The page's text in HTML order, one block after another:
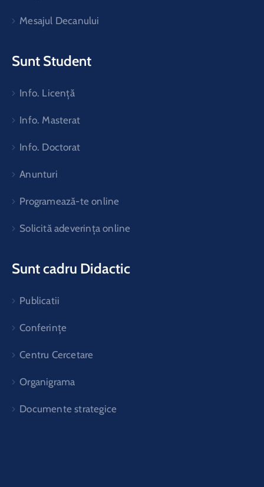
Mesajul Decanului
Sunt Student
Info. Licență
Info. Masterat
Info. Doctorat
Anunturi
Programează-te online
Solicită adeverința online
Sunt cadru Didactic
Publicatii
Conferințe
Centru Cercetare
Organigrama
Documente strategice